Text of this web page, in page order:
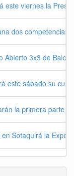
este viernes la
dos competencias
Abierto 3x3 de
este sábado su
la primera parte
Sotaquirá la